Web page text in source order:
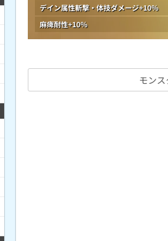
デイン属性斬撃・体技ダメージ+10％
麻痺耐性+10％
モン